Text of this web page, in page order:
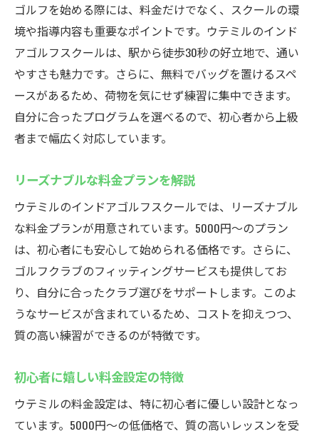
ゴルフを始める際には、料金だけでなく、スクールの環
境や指導内容も重要なポイントです。ウテミルのインド
アゴルフスクールは、駅から徒歩30秒の好立地で、通い
やすさも魅力です。さらに、無料でバッグを置けるスペ
ースがあるため、荷物を気にせず練習に集中できます。
自分に合ったプログラムを選べるので、初心者から上級
者まで幅広く対応しています。
リーズナブルな料金プランを解説
ウテミルのインドアゴルフスクールでは、リーズナブル
な料金プランが用意されています。5000円〜のプラン
は、初心者にも安心して始められる価格です。さらに、
ゴルフクラブのフィッティングサービスも提供してお
り、自分に合ったクラブ選びをサポートします。このよ
うなサービスが含まれているため、コストを抑えつつ、
質の高い練習ができるのが特徴です。
初心者に嬉しい料金設定の特徴
ウテミルの料金設定は、特に初心者に優しい設計となっ
ています。5000円〜の低価格で、質の高いレッスンを受